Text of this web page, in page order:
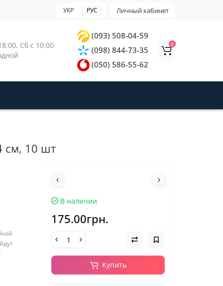
Личный кабинет
УКР РУС
Сб с 10:00
(093) 508-04-59
(098) 844-73-35
(050) 586-55-62
0
см, 10 шт
В наличии
175.00грн.
Купить